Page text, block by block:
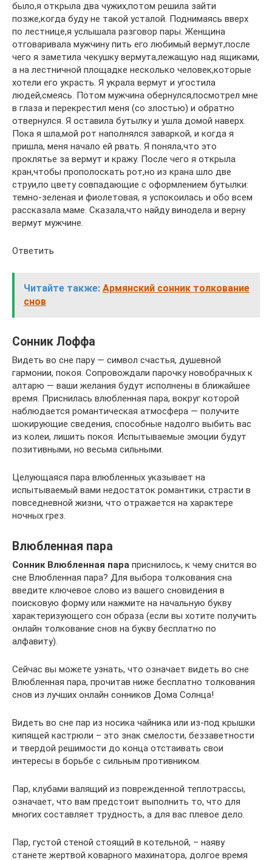
было,я открыла два чужих,потом решила зайти
позже,когда буду не такой усталой. Поднимаясь вверх
по лестнице,я услышала разговор пары. Женщина
отговаривала мужчину пить его любимый вермут,после
чего я заметила чекушку вермута,лежащую над ящиками,
а на лестничной площадке несколько человек,которые
хотели его украсть. Я украла вермут и угостила
людей,смеясь. Потом мужчина обернулся,посмотрел мне
в глаза и перекрестил меня (со злостью) и обратно
отвернулся. Я оставила бутылку и ушла домой наверх.
Пока я шла,мой рот наполнялся заваркой, и когда я
пришла, меня начало ей рвать. Я поняла,что это
проклятье за вермут и кражу. После чего я открыла
кран,чтобы прополоскать рот,но из крана шло две
струи,по цвету совпадающие с оформлением бутылки:
темно-зеленая и фиолетовая, я успокоилась и обо всем
рассказала маме. Сказала,что найду винодела и верну
вермут мужчине.
Ответить
Читайте также: Армянский сонник толкование
снов
Сонник Лоффа
Видеть во сне пару — символ счастья, душевной
гармонии, покоя. Сопровождали парочку новобрачных к
алтарю — ваши желания будут исполнены в ближайшее
время. Приснилась влюбленная пара, вокруг которой
наблюдается романтическая атмосфера — получите
шокирующие сведения, способные надолго выбить вас
из колеи, лишить покоя. Испытываемые эмоции будут
позитивными, но весьма сильными.
Целующаяся пара влюбленных указывает на
испытываемый вами недостаток романтики, страсти в
повседневной жизни, что отражается на характере
ночных грез.
Влюбленная пара
Сонник Влюбленная пара приснилось, к чему снится во
сне Влюбленная пара? Для выбора толкования сна
введите ключевое слово из вашего сновидения в
поисковую форму или нажмите на начальную букву
характеризующего сон образа (если вы хотите получить
онлайн толкование снов на букву бесплатно по
алфавиту).
Сейчас вы можете узнать, что означает видеть во сне
Влюбленная пара, прочитав ниже бесплатно толкования
снов из лучших онлайн сонников Дома Солнца!
Видеть во сне пар из носика чайника или из-под крышки
кипящей кастрюли – это знак смелости, беззаветности
и твердой решимости до конца отстаивать свои
интересы в борьбе с сильным противником.
Пар, клубами валящий из поврежденной теплотрассы,
означает, что вам предстоит выполнить то, что для
многих составляет трудность, а для вас плевое дело.
Пар, густой стеной стоящий в котельной, – наяву
станете жертвой коварного махинатора, долгое время